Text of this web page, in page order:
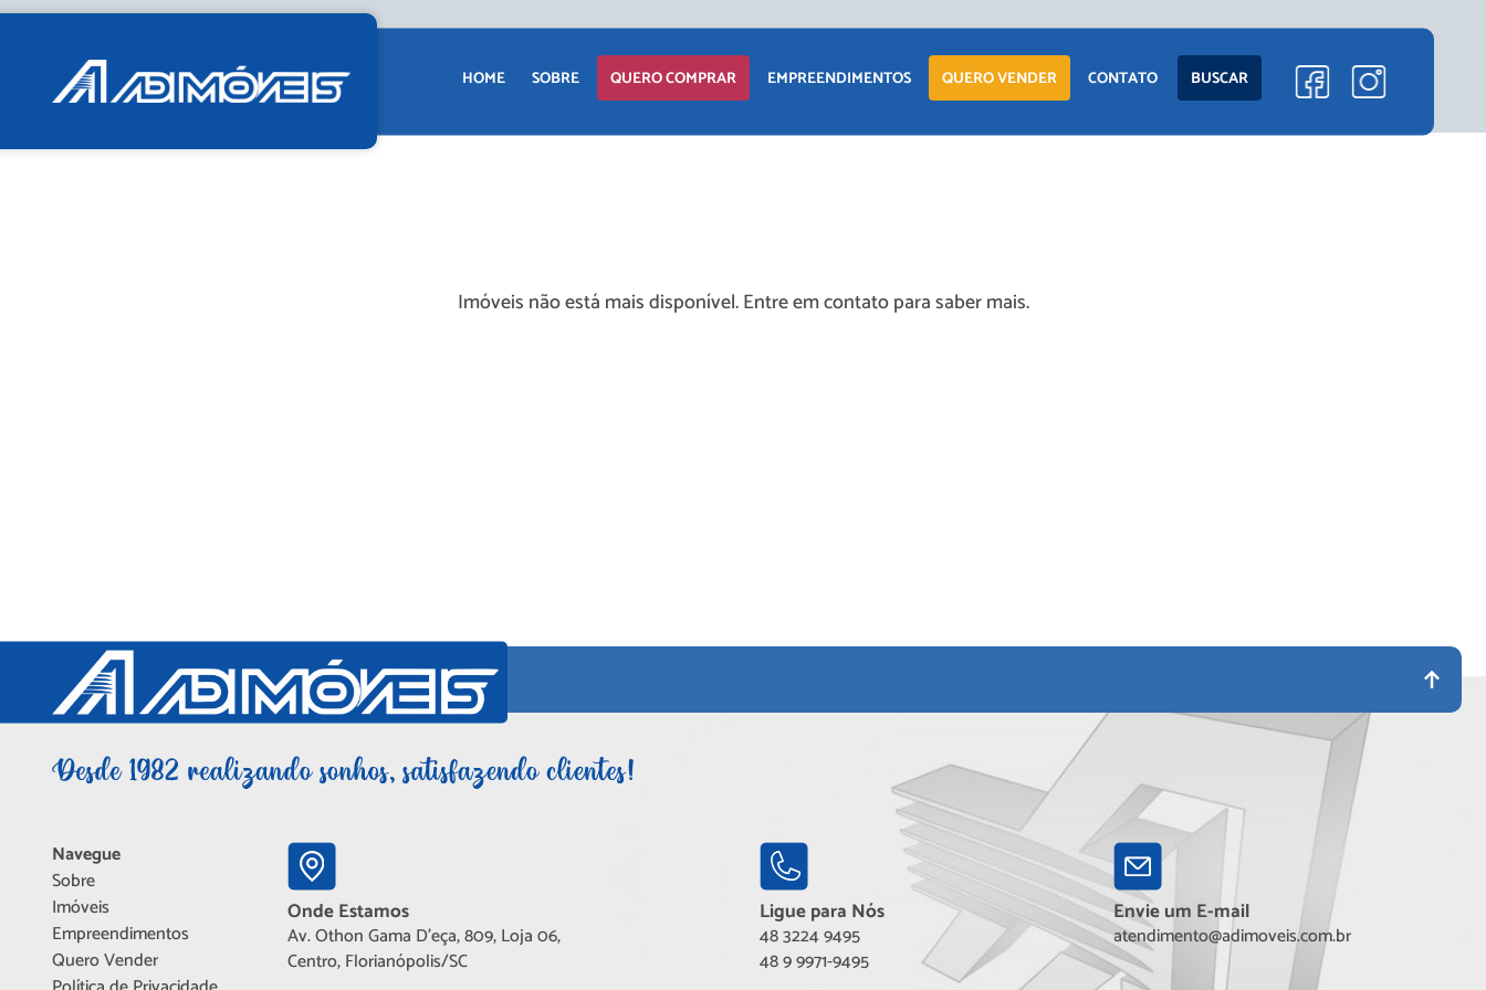
HOME SOBRE QUERO COMPRAR
TERRENO
EMPREENDIMENTOS
PRONTOS PARA
MORAR
QUERO VENDER CONTATO BUSCAR
Imóveis não está mais disponível. Entre em contato para saber mais.
Navegue
Sobre
Imóveis
Empreendimentos
Quero Vender
Onde Estamos
Av. Othon Gama D'eça, 809, Loja 06,
Centro, Florianópolis/SC
Ligue para Nós
48 3224 9495
48 9 9971-9495
Envie um E-mail
atendimento@adimoveis.com.br